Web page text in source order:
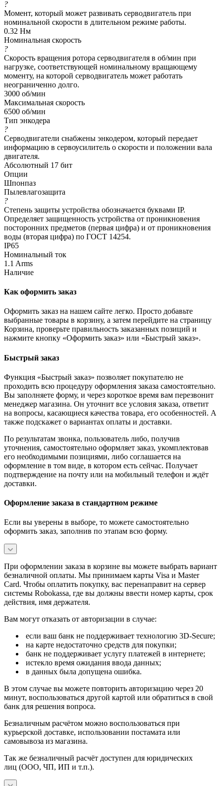
?
Момент, который может развивать серводвигатель при
номинальной скорости в длительном режиме работы.
0.32 Нм
Номинальная скорость
?
Скорость вращения ротора серводвигателя в об/мин при
нагрузке, соответствующей номинальному вращающему
моменту, на которой серводвигатель может работать
неограниченно долго.
3000 об/мин
Максимальная скорость
6500 об/мин
Тип энкодера
?
Серводвигатели снабжены энкодером, который передает
информацию в сервоусилитель о скорости и положении вала
двигателя.
Абсолютный 17 бит
Опции
Шпонпаз
Пылевлагозащита
?
Степень защиты устройства обозначается буквами IP.
Определяет защищенность устройства от проникновения
посторонних предметов (первая цифра) и от проникновения
воды (вторая цифра) по ГОСТ 14254.
IP65
Номинальный ток
1.1 Arms
Наличие
Как оформить заказ
Оформить заказ на нашем сайте легко. Просто добавьте
выбранные товары в корзину, а затем перейдите на страницу
Корзина, проверьте правильность заказанных позиций и
нажмите кнопку «Оформить заказ» или «Быстрый заказ».
Быстрый заказ
Функция «Быстрый заказ» позволяет покупателю не
проходить всю процедуру оформления заказа самостоятельно.
Вы заполняете форму, и через короткое время вам перезвонит
менеджер магазина. Он уточнит все условия заказа, ответит
на вопросы, касающиеся качества товара, его особенностей. А
также подскажет о вариантах оплаты и доставки.
По результатам звонка, пользователь либо, получив
уточнения, самостоятельно оформляет заказ, укомплектовав
его необходимыми позициями, либо соглашается на
оформление в том виде, в котором есть сейчас. Получает
подтверждение на почту или на мобильный телефон и ждёт
доставки.
Оформление заказа в стандартном режиме
Если вы уверены в выборе, то можете самостоятельно
оформить заказ, заполнив по этапам всю форму.
При оформлении заказа в корзине вы можете выбрать вариант
безналичной оплаты. Мы принимаем карты Visa и Master
Card. Чтобы оплатить покупку, вас перенаправит на сервер
системы Robokassa, где вы должны ввести номер карты, срок
действия, имя держателя.
Вам могут отказать от авторизации в случае:
если ваш банк не поддерживает технологию 3D-Secure;
на карте недостаточно средств для покупки;
банк не поддерживает услугу платежей в интернете;
истекло время ожидания ввода данных;
в данных была допущена ошибка.
В этом случае вы можете повторить авторизацию через 20
минут, воспользоваться другой картой или обратиться в свой
банк для решения вопроса.
Безналичным расчётом можно воспользоваться при
курьерской доставке, использовании постамата или
самовывоза из магазина.
Так же безналичный расчёт доступен для юридических
лиц (ООО, ЧП, ИП и т.п.).